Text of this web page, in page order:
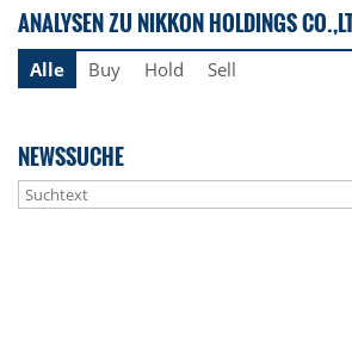
ANALYSEN ZU NIKKON HOLDINGS
Alle Buy Hold Sell
NEWSSUCHE